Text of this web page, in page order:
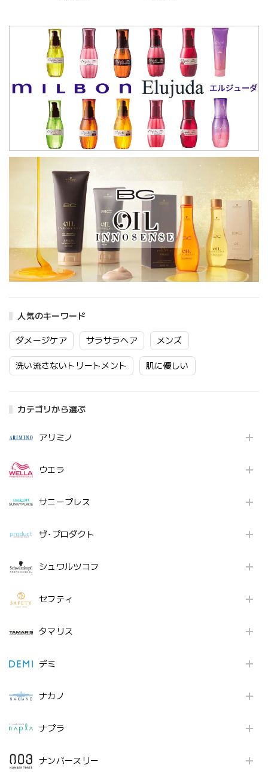
人気のキーワード
ダメージケア サラサラヘア メンズ
洗い流さないトリートメント 肌に優しい
カテゴリから選ぶ
アリミノ
ウエラ
サニープレス
ザ･プロダクト
シュワルツコフ
セフティ
タマリス
デミ
ナカノ
ナプラ
ナンバースリー